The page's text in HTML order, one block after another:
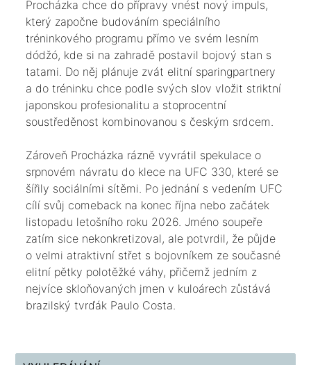
Procházka chce do přípravy vnést nový impuls,
který započne budováním speciálního
tréninkového programu přímo ve svém lesním
dódžó, kde si na zahradě postavil bojový stan s
tatami. Do něj plánuje zvát elitní sparingpartnery
a do tréninku chce podle svých slov vložit striktní
japonskou profesionalitu a stoprocentní
soustředěnost kombinovanou s českým srdcem.
​Zároveň Procházka rázně vyvrátil spekulace o
srpnovém návratu do klece na UFC 330, které se
šířily sociálními sítěmi. Po jednání s vedením UFC
cílí svůj comeback na konec října nebo začátek
listopadu letošního roku 2026. Jméno soupeře
zatím sice nekonkretizoval, ale potvrdil, že půjde
o velmi atraktivní střet s bojovníkem ze současné
elitní pětky polotěžké váhy, přičemž jedním z
nejvíce skloňovaných jmen v kuloárech zůstává
brazilský tvrďák Paulo Costa.​